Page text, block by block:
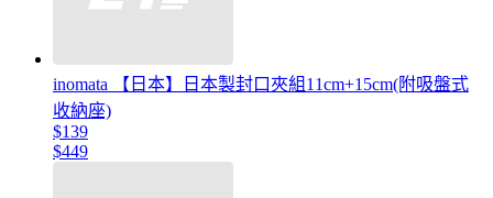
inomata 【日本】日本製封口夾組11cm+15cm(附吸盤式
收納座)
$139
$449